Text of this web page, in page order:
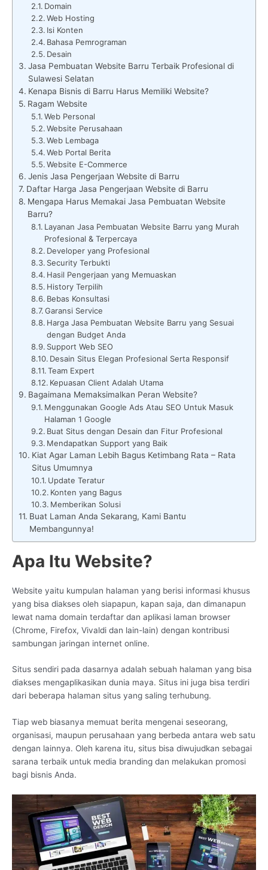
Domain
Web Hosting
Isi Konten
Bahasa Pemrograman
Desain
Jasa Pembuatan Website Barru Terbaik Profesional di
Sulawesi Selatan
Kenapa Bisnis di Barru Harus Memiliki Website?
Ragam Website
Web Personal
Website Perusahaan
Web Lembaga
Web Portal Berita
Website E-Commerce
Jenis Jasa Pengerjaan Website di Barru
Daftar Harga Jasa Pengerjaan Website di Barru
Mengapa Harus Memakai Jasa Pembuatan Website
Barru?
Layanan Jasa Pembuatan Website Barru yang Murah
Profesional & Terpercaya
Developer yang Profesional
Security Terbukti
Hasil Pengerjaan yang Memuaskan
History Terpilih
Bebas Konsultasi
Garansi Service
Harga Jasa Pembuatan Website Barru yang Sesuai
dengan Budget Anda
Support Web SEO
Desain Situs Elegan Profesional Serta Responsif
Team Expert
Kepuasan Client Adalah Utama
Bagaimana Memaksimalkan Peran Website?
Menggunakan Google Ads Atau SEO Untuk Masuk
Halaman 1 Google
Buat Situs dengan Desain dan Fitur Profesional
Mendapatkan Support yang Baik
Kiat Agar Laman Lebih Bagus Ketimbang Rata – Rata
Situs Umumnya
Update Teratur
Konten yang Bagus
Memberikan Solusi
Buat Laman Anda Sekarang, Kami Bantu
Membangunnya!
Apa Itu Website?
Website yaitu kumpulan halaman yang berisi informasi khusus
yang bisa diakses oleh siapapun, kapan saja, dan dimanapun
lewat nama domain terdaftar dan aplikasi laman browser
(Chrome, Firefox, Vivaldi dan lain-lain) dengan kontribusi
sambungan jaringan internet online.
Situs sendiri pada dasarnya adalah sebuah halaman yang bisa
diakses mengaplikasikan dunia maya. Situs ini juga bisa terdiri
dari beberapa halaman situs yang saling terhubung.
Tiap web biasanya memuat berita mengenai seseorang,
organisasi, maupun perusahaan yang berbeda antara web satu
dengan lainnya. Oleh karena itu, situs bisa diwujudkan sebagai
sarana terbaik untuk media branding dan melakukan promosi
bagi bisnis Anda.